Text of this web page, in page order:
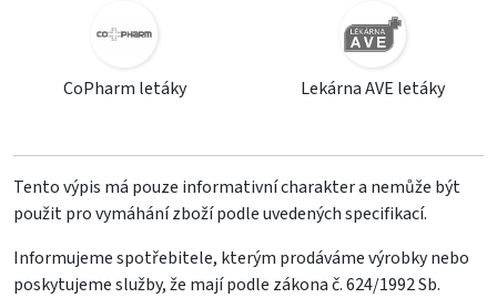
CoPharm letáky Lekárna AVE letáky
Tento výpis má pouze informativní charakter a nemůže být
použit pro vymáhání zboží podle uvedených specifikací.
Informujeme spotřebitele, kterým prodáváme výrobky nebo
poskytujeme služby, že mají podle zákona č. 624/1992 Sb.